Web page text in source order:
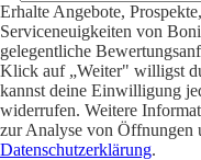
Erhalte Angebote,
Serviceneuigkeiten von
gelegentliche
Klick auf „Weiter" willigst
kannst deine Einwilligung
widerrufen. Weitere
zur Analyse von Öffnungen
Datenschutzerklärung.